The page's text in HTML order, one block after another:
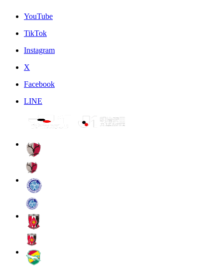
YouTube
TikTok
Instagram
X
Facebook
LINE